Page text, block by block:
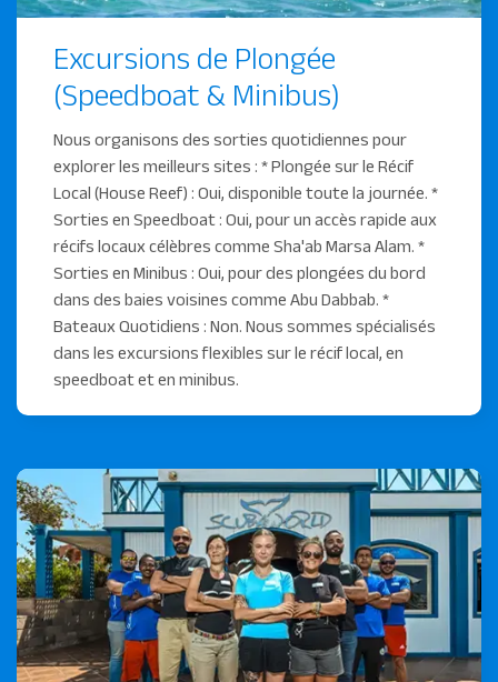
Excursions de Plongée
(Speedboat & Minibus)
Nous organisons des sorties quotidiennes pour
explorer les meilleurs sites : * Plongée sur le Récif
Local (House Reef) : Oui, disponible toute la journée. *
Sorties en Speedboat : Oui, pour un accès rapide aux
récifs locaux célèbres comme Sha'ab Marsa Alam. *
Sorties en Minibus : Oui, pour des plongées du bord
dans des baies voisines comme Abu Dabbab. *
Bateaux Quotidiens : Non. Nous sommes spécialisés
dans les excursions flexibles sur le récif local, en
speedboat et en minibus.